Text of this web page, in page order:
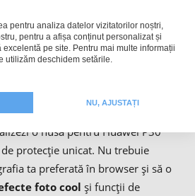
protecție pentru
lite personalizate
poza ta
o husă pentru Huawei P30
protecție unicat. Nu trebuie
ta preferată în browser și să o
foto cool și funcții de
pentru analiza datelor vizitatorilor noștri,
pentru a afișa conținut personalizat și
pe site. Pentru mai multe informații
utilizăm deschidem setările.
NU, AJUSTAȚI